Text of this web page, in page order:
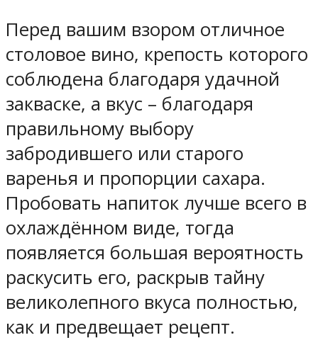
Перед вашим взором отличное
столовое вино, крепость которого
соблюдена благодаря удачной
закваске, а вкус – благодаря
правильному выбору
забродившего или старого
варенья и пропорции сахара.
Пробовать напиток лучше всего в
охлаждённом виде, тогда
появляется большая вероятность
раскусить его, раскрыв тайну
великолепного вкуса полностью,
как и предвещает рецепт.